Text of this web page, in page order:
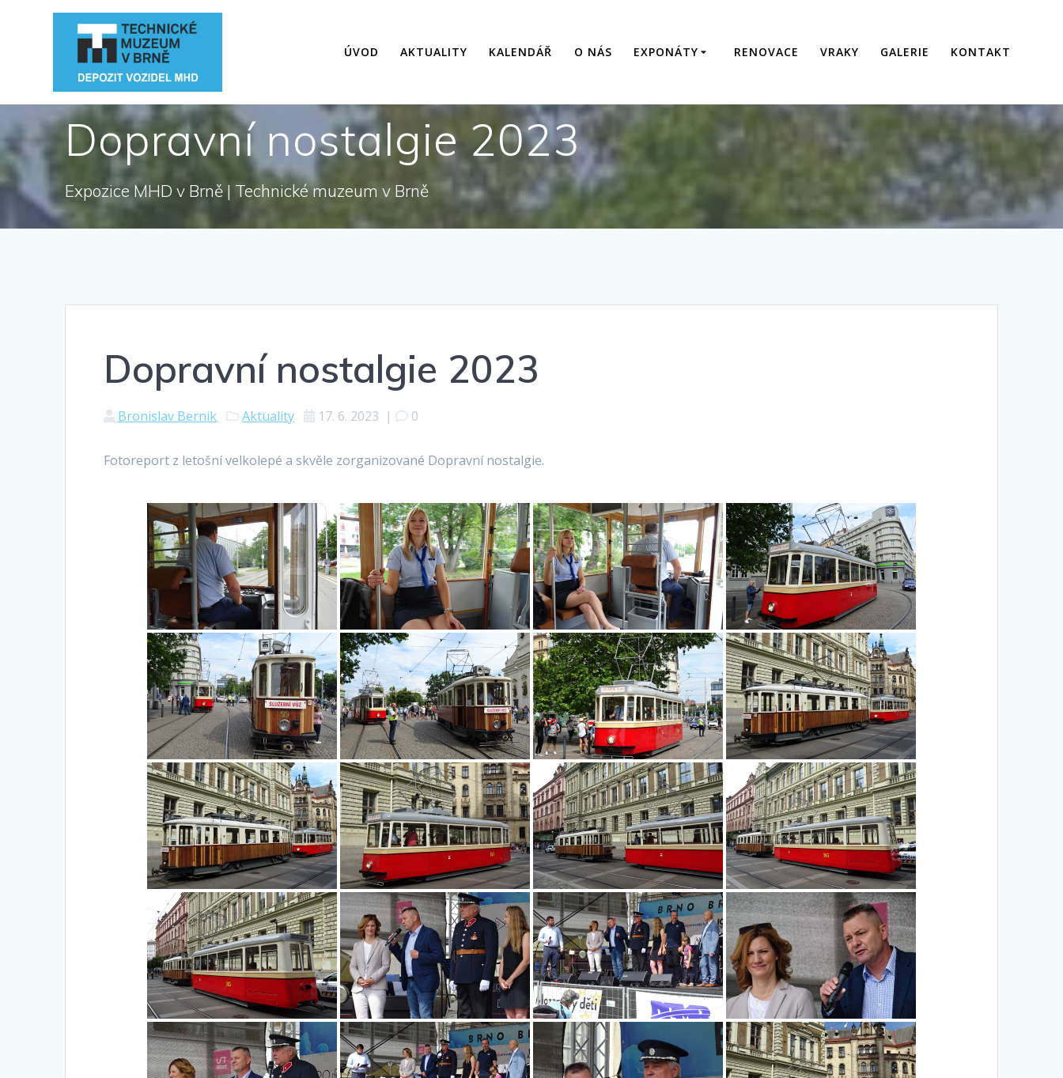
Přeskočit
ÚVOD AKTUALITY KALENDÁŘ O NÁS EXPONÁTY RENOVACE VRAKY GALERIE KONTAKT
Dopravní nostalgie 2023
Expozice MHD v Brně | Technické muzeum v Brně
Dopravní nostalgie 2023
Bronislav Bernik Aktuality 17. 6. 2023 | 0
Fotoreport z letošní velkolepé a skvěle zorganizované Dopravní nostalgie.